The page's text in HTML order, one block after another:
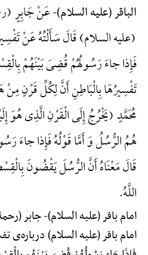
الباقر (علیه السلام)-عَنْ جَابِرٍ
(علیه السلام) قَالَ سَأَلْتُهُ عَنْ
فَإِذا جاءَ رَسُولُهُمْ قُضِیَ بَیْنَهُمْ
تَفْسِیرُهَا بِالْبَاطِنِ أَنَّ لِکُلِّ قَرْنٍ
مُحَمَّدٍ (یَخْرُجُ إِلَی الْقَرْنِ الَّذِی هُوَ
هُمُ الرُّسُلُ وَ أَمَّا قَوْلُهُ فَإِذا جاءَ
قَالَ مَعْنَاهُ أَنَّ الرُّسُلَ یَقْضُونَ
اللَّهُ.
امام باقر (علیه السلام)-جابر
امام باقر (علیه السلام) درباره‌ی